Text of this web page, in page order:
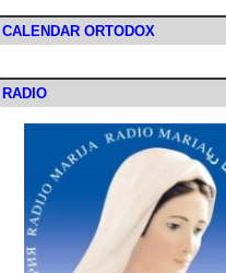
CALENDAR ORTODOX
RADIO